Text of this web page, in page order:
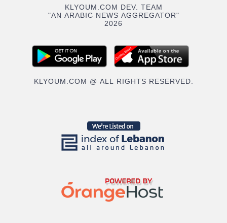
KLYOUM.COM DEV. TEAM
"AN ARABIC NEWS AGGREGATOR"
2026
KLYOUM.COM @ ALL RIGHTS RESERVED.